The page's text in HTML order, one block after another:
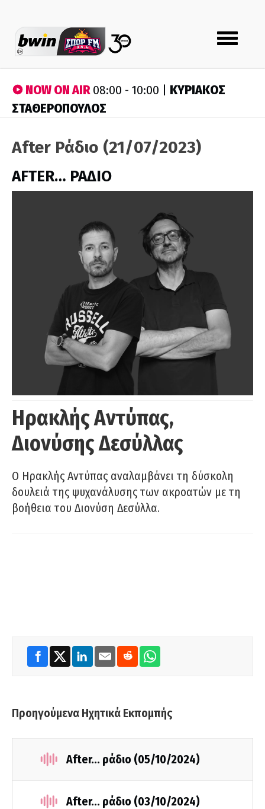
Toggle
navigation
NOW ON AIR08:00 - 10:00 | ΚΥΡΙΑΚΟΣ
ΣΤΑΘΕΡΟΠΟΥΛΟΣ
After Ράδιο (21/07/2023)
AFTER… ΡΑΔΙΟ
Ηρακλής Αντύπας,
Διονύσης Δεσύλλας
Ο Ηρακλής Αντύπας αναλαμβάνει τη δύσκολη
δουλειά της ψυχανάλυσης των ακροατών με τη
βοήθεια του Διονύση Δεσύλλα.
Προηγούμενα Ηχητικά Εκπομπής
After... ράδιο (05/10/2024)
After... ράδιο (03/10/2024)